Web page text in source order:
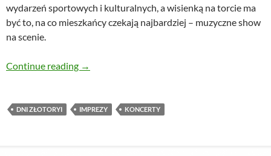
wydarzeń sportowych i kulturalnych, a wisienką na torcie ma
być to, na co mieszkańcy czekają najbardziej – muzyczne show
na scenie.
Continue reading Dni Złotoryi 2018
→
DNI ZŁOTORYI IMPREZY KONCERTY